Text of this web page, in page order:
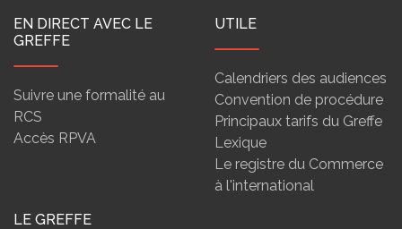
EN DIRECT AVEC LE
GREFFE
Suivre une formalité au
RCS
Accès RPVA
UTILE
Calendriers des audiences
Convention de procédure
Principaux tarifs du Greffe
Lexique
Le registre du Commerce
à l'international
LE GREFFE